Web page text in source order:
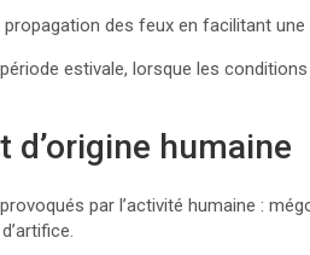
des feux en facilitant
estivale, lorsque les
humaine
par l’activité humaine :